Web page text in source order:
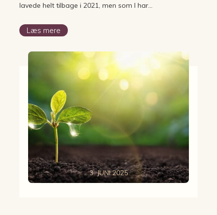
lavede helt tilbage i 2021, men som I har…
Læs mere
3. JUNI 2025